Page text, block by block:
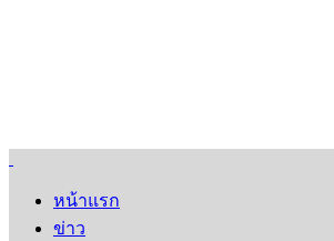
หน้าแรก
ข่าว